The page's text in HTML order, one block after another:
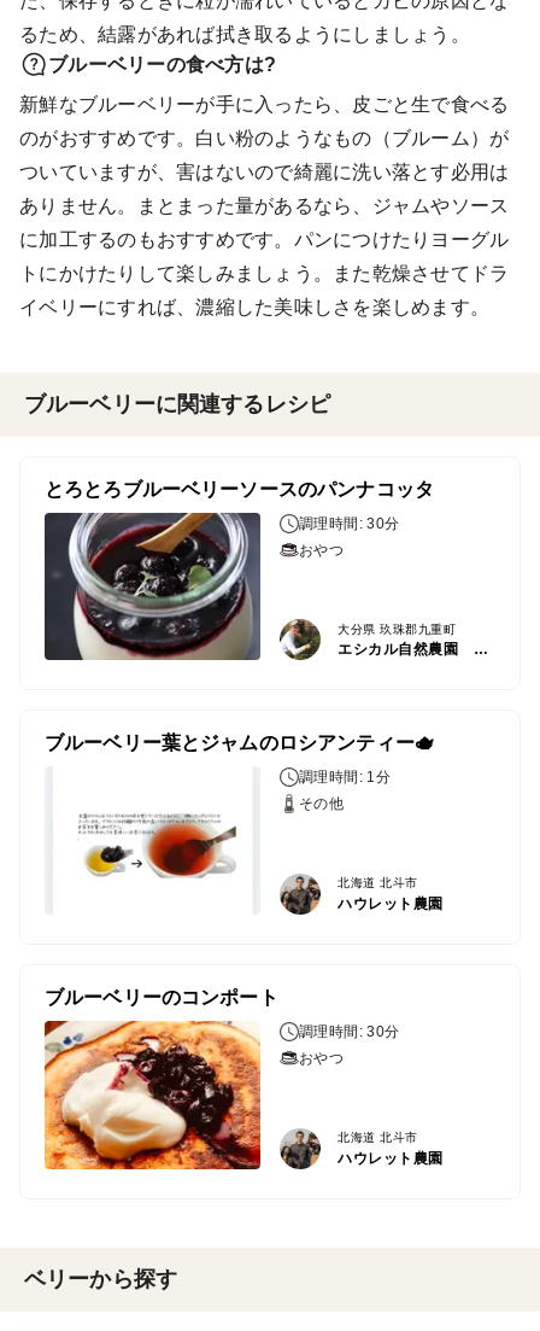
るため、結露があれば拭き取るようにしましょう。
ブルーベリーの食べ方は?
新鮮なブルーベリーが手に入ったら、皮ごと生で食べる
のがおすすめです。白い粉のようなもの（ブルーム）が
ついていますが、害はないので綺麗に洗い落とす必用は
ありません。まとまった量があるなら、ジャムやソース
に加工するのもおすすめです。パンにつけたりヨーグル
トにかけたりして楽しみましょう。また乾燥させてドラ
イベリーにすれば、濃縮した美味しさを楽しめます。
ブルーベリーに関連するレシピ
とろとろブルーベリーソースのパンナコッタ
調理時間: 30分
おやつ
大分県 玖珠郡九重町
エシカル自然農園 九重スマイルパーク
ブルーベリー葉とジャムのロシアンティー🫖
調理時間: 1分
その他
北海道 北斗市
ハウレット農園
ブルーベリーのコンポート
調理時間: 30分
おやつ
北海道 北斗市
ハウレット農園
ベリーから探す